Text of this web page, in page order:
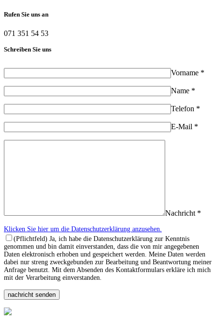
Rufen Sie uns an
071 351 54 53
Schreiben Sie uns
Vorname *
Name *
Telefon *
E-Mail *
Nachricht *
Klicken Sie hier um die Datenschutzerklärung anzusehen.
(Pflichtfeld) Ja, ich habe die Datenschutzerklärung zur Kenntnis
genommen und bin damit einverstanden, dass die von mir angegebenen
Daten elektronisch erhoben und gespeichert werden. Meine Daten werden
dabei nur streng zweckgebunden zur Bearbeitung und Beantwortung meiner
Anfrage benutzt. Mit dem Absenden des Kontaktformulars erkläre ich mich
mit der Verarbeitung einverstanden.